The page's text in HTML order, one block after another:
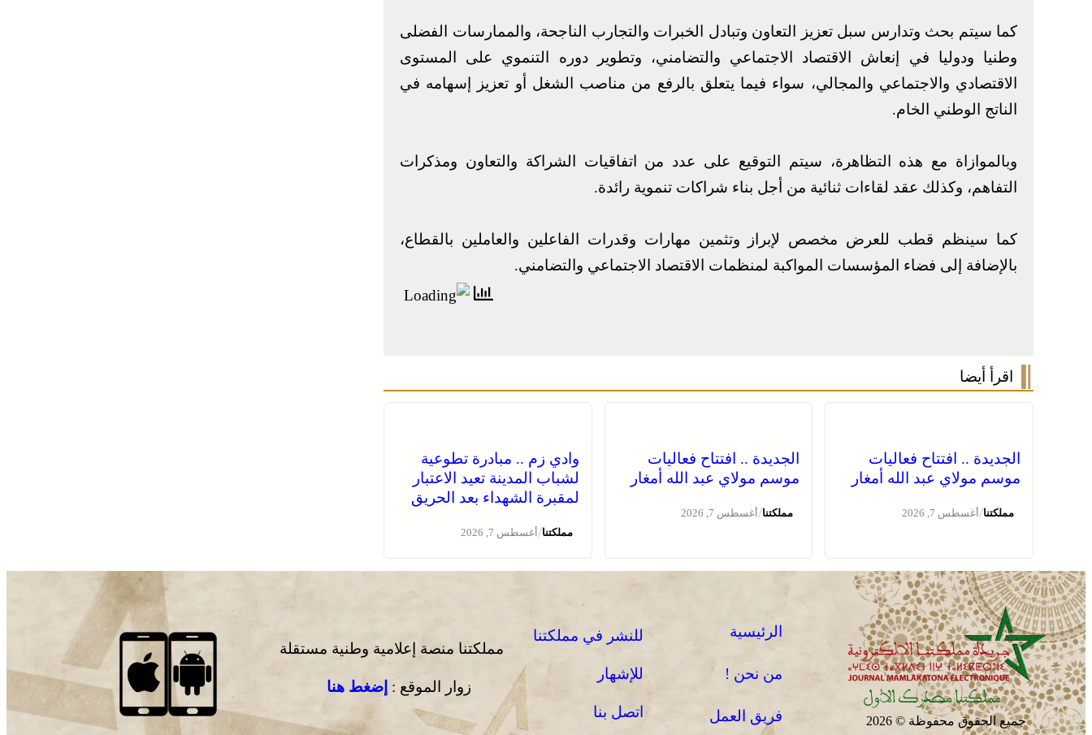
كما سيتم بحث وتدارس سبل تعزيز التعاون وتبادل الخبرات والتجارب الناجحة، والممارسات الفضلى
وطنيا ودوليا في إنعاش الاقتصاد الاجتماعي والتضامني، وتطوير دوره التنموي على المستوى
الاقتصادي والاجتماعي والمجالي، سواء فيما يتعلق بالرفع من مناصب الشغل أو تعزيز إسهامه في
الناتج الوطني الخام.
وبالموازاة مع هذه التظاهرة، سيتم التوقيع على عدد من اتفاقيات الشراكة والتعاون ومذكرات
التفاهم، وكذلك عقد لقاءات ثنائية من أجل بناء شراكات تنموية رائدة.
كما سينظم قطب للعرض مخصص لإبراز وتثمين مهارات وقدرات الفاعلين والعاملين بالقطاع،
بالإضافة إلى فضاء المؤسسات المواكبة لمنظمات الاقتصاد الاجتماعي والتضامني.
اقرأ أيضا
الجديدة .. افتتاح فعاليات
موسم مولاي عبد الله أمغار
مملكتنا/أغسطس 7, 2026
الجديدة .. افتتاح فعاليات
موسم مولاي عبد الله أمغار
مملكتنا/أغسطس 7, 2026
وادي زم .. مبادرة تطوعية
لشباب المدينة تعيد الاعتبار
لمقبرة الشهداء بعد الحريق
مملكتنا/أغسطس 7, 2026
جميع الحقوق محفوظة © 2026
الرئيسية
من نحن !
فريق العمل
للنشر في مملكتنا
للإشهار
اتصل بنا
مملكتنا منصة إعلامية وطنية مستقلة
زوار الموقع : إضغط هنا